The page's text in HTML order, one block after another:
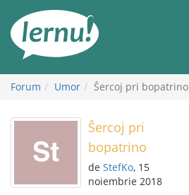
conținut
Forum Umor Ŝercoj pri bopatrino
Ŝercoj pri
bopatrino
de StefKo, 15
noiembrie 2018